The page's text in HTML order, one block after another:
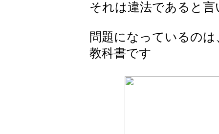
それは違法であると
問題になっているの
教科書です